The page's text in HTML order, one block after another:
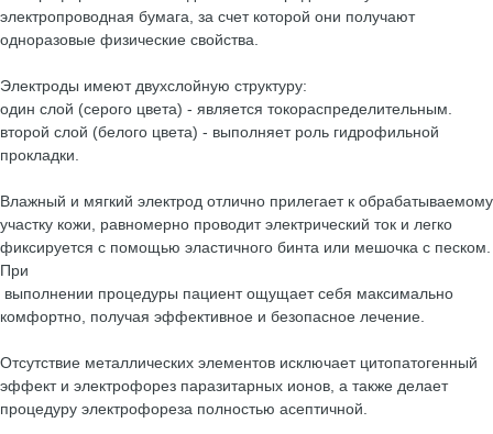
электропроводная бумага, за счет которой они получают
одноразовые физические свойства.
Электроды имеют двухслойную структуру:
один слой (серого цвета) - является токораспределительным.
второй слой (белого цвета) - выполняет роль гидрофильной
прокладки.
Влажный и мягкий электрод отлично прилегает к обрабатываемому
участку кожи, равномерно проводит электрический ток и легко
фиксируется с помощью эластичного бинта или мешочка с песком.
При
выполнении процедуры пациент ощущает себя максимально
комфортно, получая эффективное и безопасное лечение.
Отсутствие металлических элементов исключает цитопатогенный
эффект и электрофорез паразитарных ионов, а также делает
процедуру электрофореза полностью асептичной.